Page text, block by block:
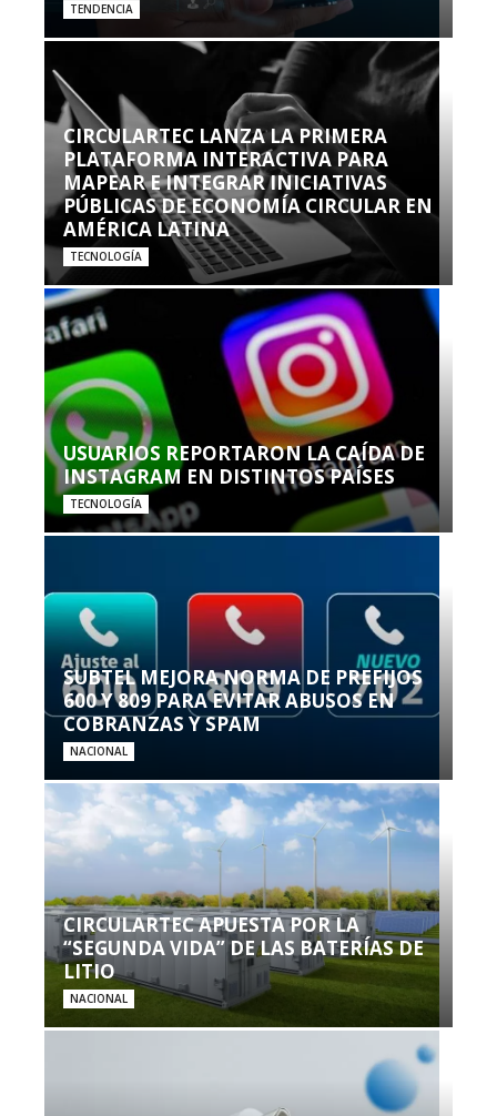
TENDENCIA
CIRCULARTEC LANZA LA PRIMERA
PLATAFORMA INTERACTIVA PARA
MAPEAR E INTEGRAR INICIATIVAS
PÚBLICAS DE ECONOMÍA CIRCULAR EN
AMÉRICA LATINA
TECNOLOGÍA
USUARIOS REPORTARON LA CAÍDA DE
INSTAGRAM EN DISTINTOS PAÍSES
TECNOLOGÍA
SUBTEL MEJORA NORMA DE PREFIJOS
600 Y 809 PARA EVITAR ABUSOS EN
COBRANZAS Y SPAM
NACIONAL
CIRCULARTEC APUESTA POR LA
“SEGUNDA VIDA” DE LAS BATERÍAS DE
LITIO
NACIONAL